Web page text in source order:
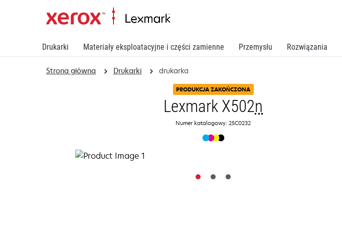
Drukarki Materiały eksploatacyjne i części zamienne Przemysłu Rozwiązania
Strona główna Drukarki drukarka
PRODUKCJA ZAKOŃCZONA
Lexmark X502n
Numer katalogowy: 25C0232